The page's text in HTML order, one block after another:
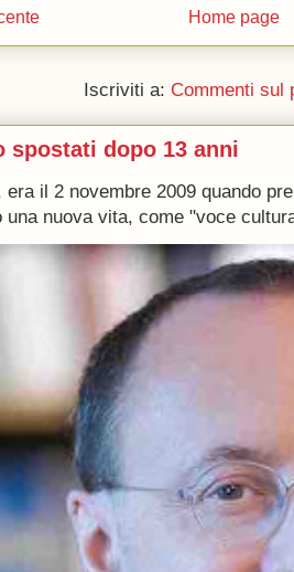
Home page
Iscriviti a: Commenti sul
spostati dopo 13 anni
era il 2 novembre 2009 quando
una nuova vita, come "voce